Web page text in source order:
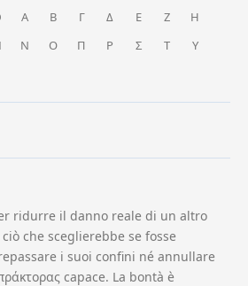
Α Β Γ Δ Ε Ζ
Η
Ν Ο Π Ρ Σ Τ
Υ
ridurre il danno reale di un altro
che sceglierebbe se fosse
i suoi confini né annullare
capace. La bontà è